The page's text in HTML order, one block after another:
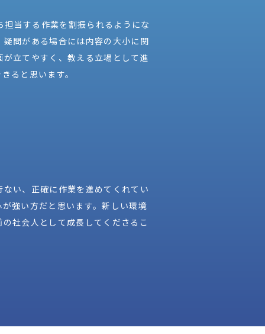
当する作業を割振られるようにな
問がある場合には内容の大小に関
立てやすく、教える立場として進
ると思います。
い、正確に作業を進めてくれてい
強い方だと思います。新しい環境
社会人として成長してくださるこ